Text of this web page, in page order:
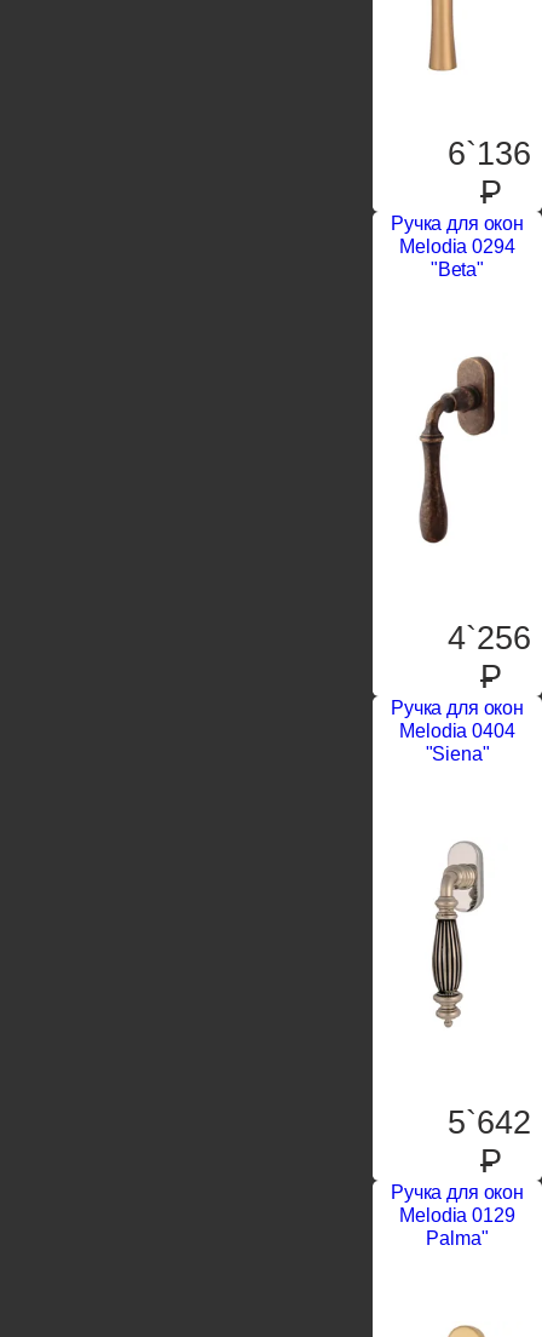
6`136
P
Ручка для окон
Melodia 0294
"Beta"
4`256
P
Ручка для окон
Melodia 0404
"Siena"
5`642
P
Ручка для окон
Melodia 0129
Palma"